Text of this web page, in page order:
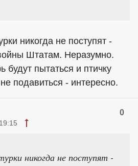
никогда не поступят -
Штатам. Неразумно.
будут пытаться и птичку
подавиться - интересно.
0
никогда не поступят -